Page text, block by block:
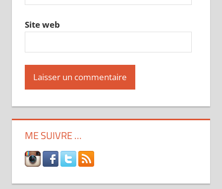
Site web
ME SUIVRE …